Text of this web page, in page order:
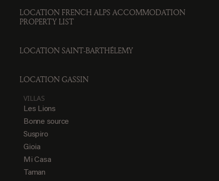
LOCATION FRENCH ALPS ACCOMMODATION
PROPERTY LIST
LOCATION SAINT-BARTHÉLEMY
LOCATION GASSIN
VILLAS
Les Lions
Bonne source
Suspiro
Gioia
Mi Casa
Taman